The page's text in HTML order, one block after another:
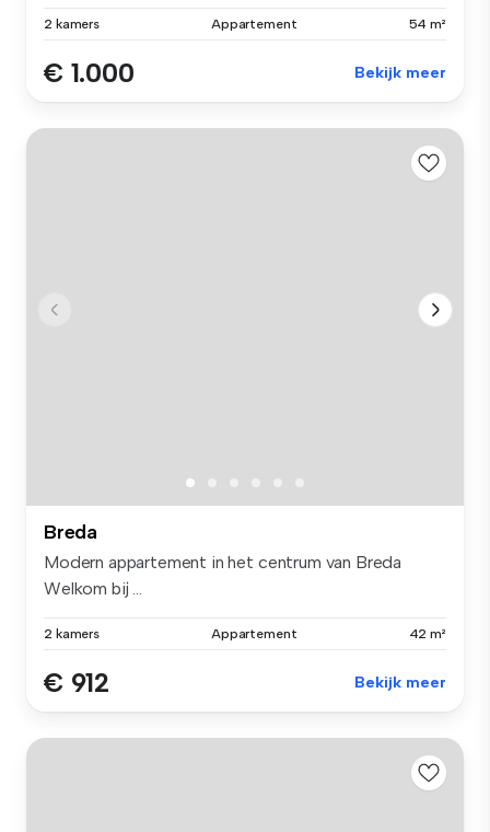
2 kamers Appartement 54 m²
€ 1.000 Bekijk meer
Breda
Modern appartement in het centrum van Breda
Welkom bij ...
2 kamers Appartement 42 m²
€ 912 Bekijk meer